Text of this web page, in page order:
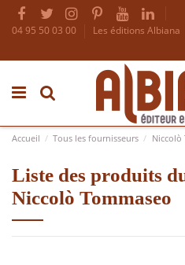
04 95 50 03 00 Les éditions Albiana
Accueil Tous les fournisseurs Niccolò
Liste des produits
Niccolò Tommaseo